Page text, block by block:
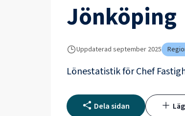
Jönköping
Uppdaterad september 2025
Lönestatistik förChef
Dela sidan